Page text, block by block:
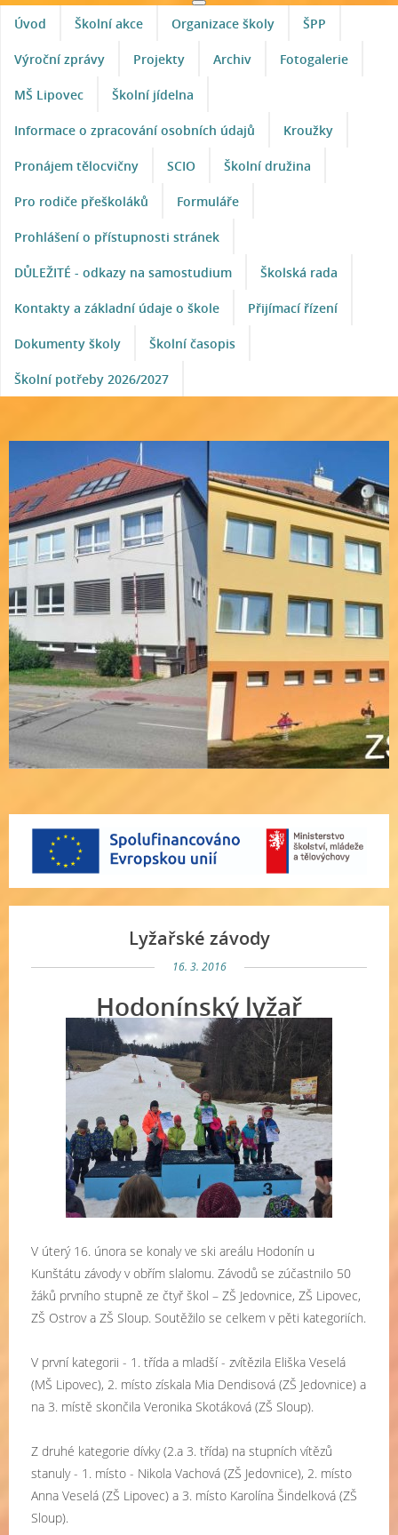
Úvod Školní akce Organizace školy ŠPP
Výroční zprávy Projekty Archiv Fotogalerie
MŠ Lipovec Školní jídelna
Informace o zpracování osobních údajů Kroužky
Pronájem tělocvičny SCIO Školní družina
Pro rodiče přeškoláků Formuláře
Prohlášení o přístupnosti stránek
DŮLEŽITÉ - odkazy na samostudium Školská rada
Kontakty a základní údaje o škole Přijímací řízení
Dokumenty školy Školní časopis
Školní potřeby 2026/2027
Lyžařské závody
16. 3. 2016
Hodonínský lyžař
V úterý 16. února se konaly ve ski areálu Hodonín u
Kunštátu závody v obřím slalomu. Závodů se zúčastnilo 50
žáků prvního stupně ze čtyř škol – ZŠ Jedovnice, ZŠ Lipovec,
ZŠ Ostrov a ZŠ Sloup. Soutěžilo se celkem v pěti kategoriích.
V první kategorii - 1. třída a mladší - zvítězila Eliška Veselá
(MŠ Lipovec), 2. místo získala Mia Dendisová (ZŠ Jedovnice) a
na 3. místě skončila Veronika Skotáková (ZŠ Sloup).
Z druhé kategorie dívky (2.a 3. třída) na stupních vítězů
stanuly - 1. místo - Nikola Vachová (ZŠ Jedovnice), 2. místo
Anna Veselá (ZŠ Lipovec) a 3. místo Karolína Šindelková (ZŠ
Sloup).